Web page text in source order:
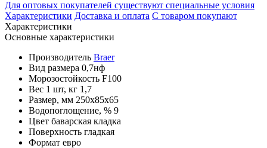
Для оптовых покупателей существуют специальные условия
Характеристики Доставка и оплата С товаром покупают
Характеристики
Основные характеристики
Производитель Braer
Вид размера 0,7нф
Морозостойкость F100
Вес 1 шт, кг 1,7
Размер, мм 250x85x65
Водопоглощение, % 9
Цвет баварская кладка
Поверхность гладкая
Формат евро